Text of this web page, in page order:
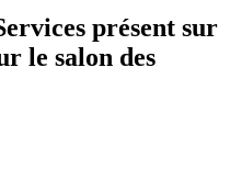
présent sur
le salon des